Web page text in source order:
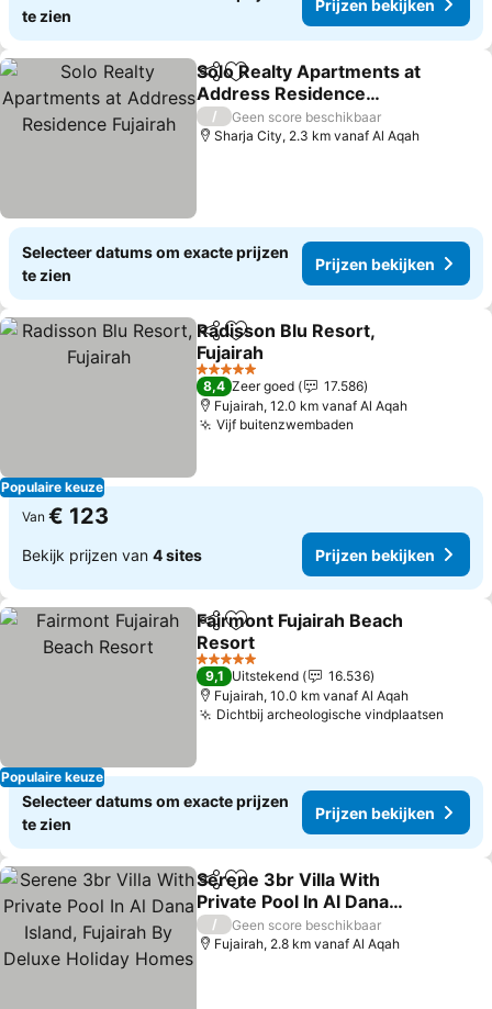
te zien
Prijzen bekijken
DelenToevoegen aan favorieten
Solo Realty Apartments at
Address Residence
Fujairah
Prijzen bekijken
/
Geen score beschikbaar
Sharja City, 2.3 km vanaf Al Aqah
Selecteer datums om exacte prijzen
te zien
Prijzen bekijken
Populaire keuze
DelenToevoegen aan favorieten
Radisson Blu Resort,
Fujairah
Prijzen bekijken
5 Sterren
8,4 Zeer goed
17.586
Fujairah, 12.0 km vanaf Al Aqah
Vijf buitenzwembaden
Van € 123
Bekijk prijzen van 4 sites Prijzen bekijken
Populaire keuze
DelenToevoegen aan favorieten
Fairmont Fujairah Beach
Resort
Prijzen bekijken
5 Sterren
9,1 Uitstekend
16.536
Fujairah, 10.0 km vanaf Al Aqah
Dichtbij archeologische vindplaatsen
Selecteer datums om exacte prijzen
te zien
Prijzen bekijken
DelenToevoegen aan favorieten
Serene 3br Villa With
Private Pool In Al Dana
Island, Fujairah By Deluxe
Holiday Homes
Prijzen bekijken
/
Geen score beschikbaar
Fujairah, 2.8 km vanaf Al Aqah